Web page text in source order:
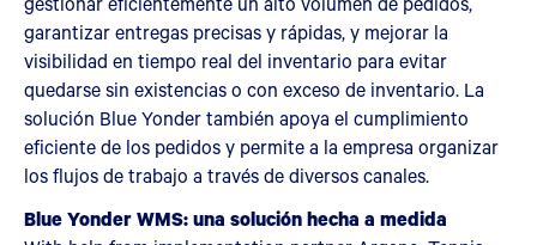
garantizar entregas precisas y rápidas, y mejorar la
visibilidad en tiempo real del inventario para evitar
quedarse sin existencias o con exceso de inventario. La
solución Blue Yonder también apoya el cumplimiento
eficiente de los pedidos y permite a la empresa organizar
los flujos de trabajo a través de diversos canales.
Blue Yonder WMS: una solución hecha a medida